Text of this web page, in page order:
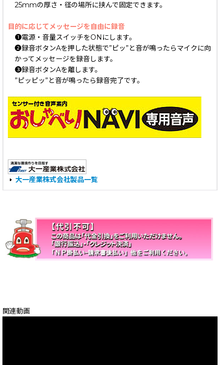
25mmの厚さ・径の場所に挟んで固定できます。
目的に応じてメッセージを自由に録音
❶電源・音量スイッチをONにします。
❷録音ボタンAを押した状態で”ピッ”と音が鳴ったらマイクに向
かってメッセージを録音します。
❸録音ボタンAを離します。
”ピッピッ”と音が鳴ったら録音完了です。
大一産業株式会社製品一覧
関連動画